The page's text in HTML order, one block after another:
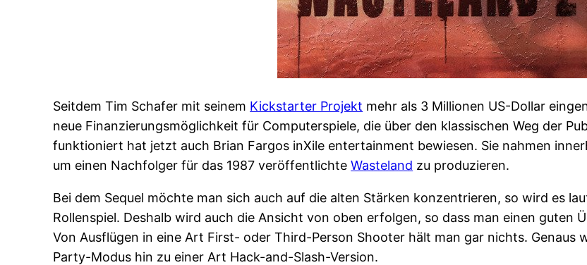
Seitdem Tim Schafer mit seinem Kickstarter Projekt mehr als 3 Millionen US-Dollar
neue Finanzierungsmöglichkeit für Computerspiele, die über den klassischen Weg der
funktioniert hat jetzt auch Brian Fargos inXile entertainment bewiesen. Sie nahmen
um einen Nachfolger für das 1987 veröffentlichteWasteland zu produzieren.
Bei dem Sequel möchte man sich auch auf die alten Stärken konzentrieren, so wird es
Rollenspiel. Deshalb wird auch die Ansicht von oben erfolgen, so dass man einen guten
Von Ausflügen in eine Art First- oder Third-Person Shooter hält man gar nichts. Genaus
Party-Modus hin zu einer Art Hack-and-Slash-Version.